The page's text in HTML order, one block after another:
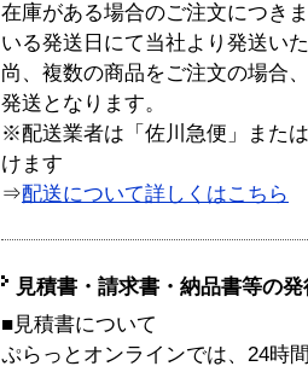
在庫がある場合のご注文につき
いる発送日にて当社より発送い
尚、複数の商品をご注文の場合
発送となります。
※配送業者は「佐川急便」また
けます
⇒配送について詳しくはこちら
見積書・請求書・納品書等の
■見積書について
ぷらっとオンラインでは、24時